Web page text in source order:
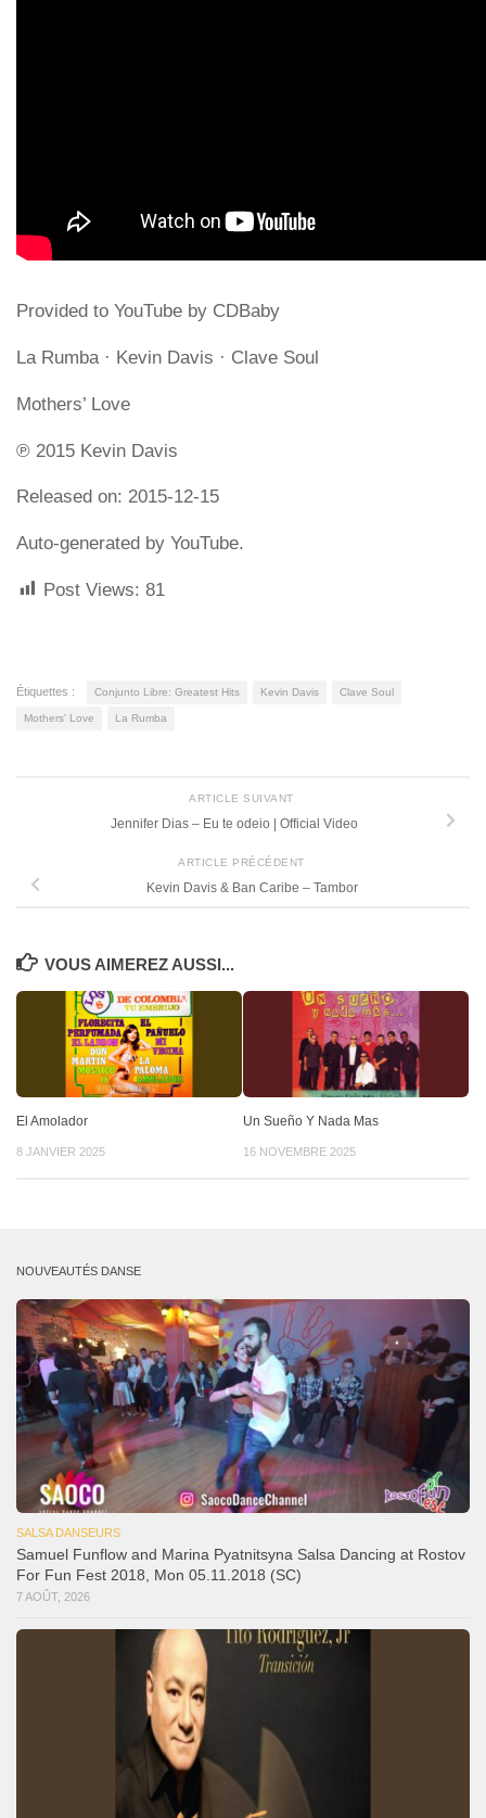
Provided to YouTube by CDBaby
La Rumba · Kevin Davis · Clave Soul
Mothers’ Love
℗ 2015 Kevin Davis
Released on: 2015-12-15
Auto-generated by YouTube.
Post Views: 81
Étiquettes : Conjunto Libre: Greatest Hits Kevin Davis Clave Soul
Mothers' Love La Rumba
ARTICLE SUIVANT
Jennifer Dias – Eu te odeio | Official Video
ARTICLE PRÉCÉDENT
Kevin Davis & Ban Caribe – Tambor
VOUS AIMEREZ AUSSI...
El Amolador
8 JANVIER 2025
Un Sueño Y Nada Mas
16 NOVEMBRE 2025
NOUVEAUTÉS DANSE
SALSA DANSEURS
Samuel Funflow and Marina Pyatnitsyna Salsa Dancing at Rostov
For Fun Fest 2018, Mon 05.11.2018 (SC)
7 AOÛT, 2026